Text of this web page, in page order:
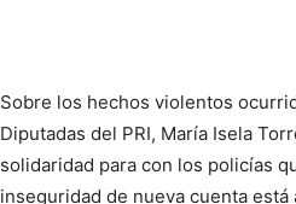
Sobre los hechos violentos
Diputadas del PRI, María Isela
solidaridad para con los policías
inseguridad de nueva cuenta